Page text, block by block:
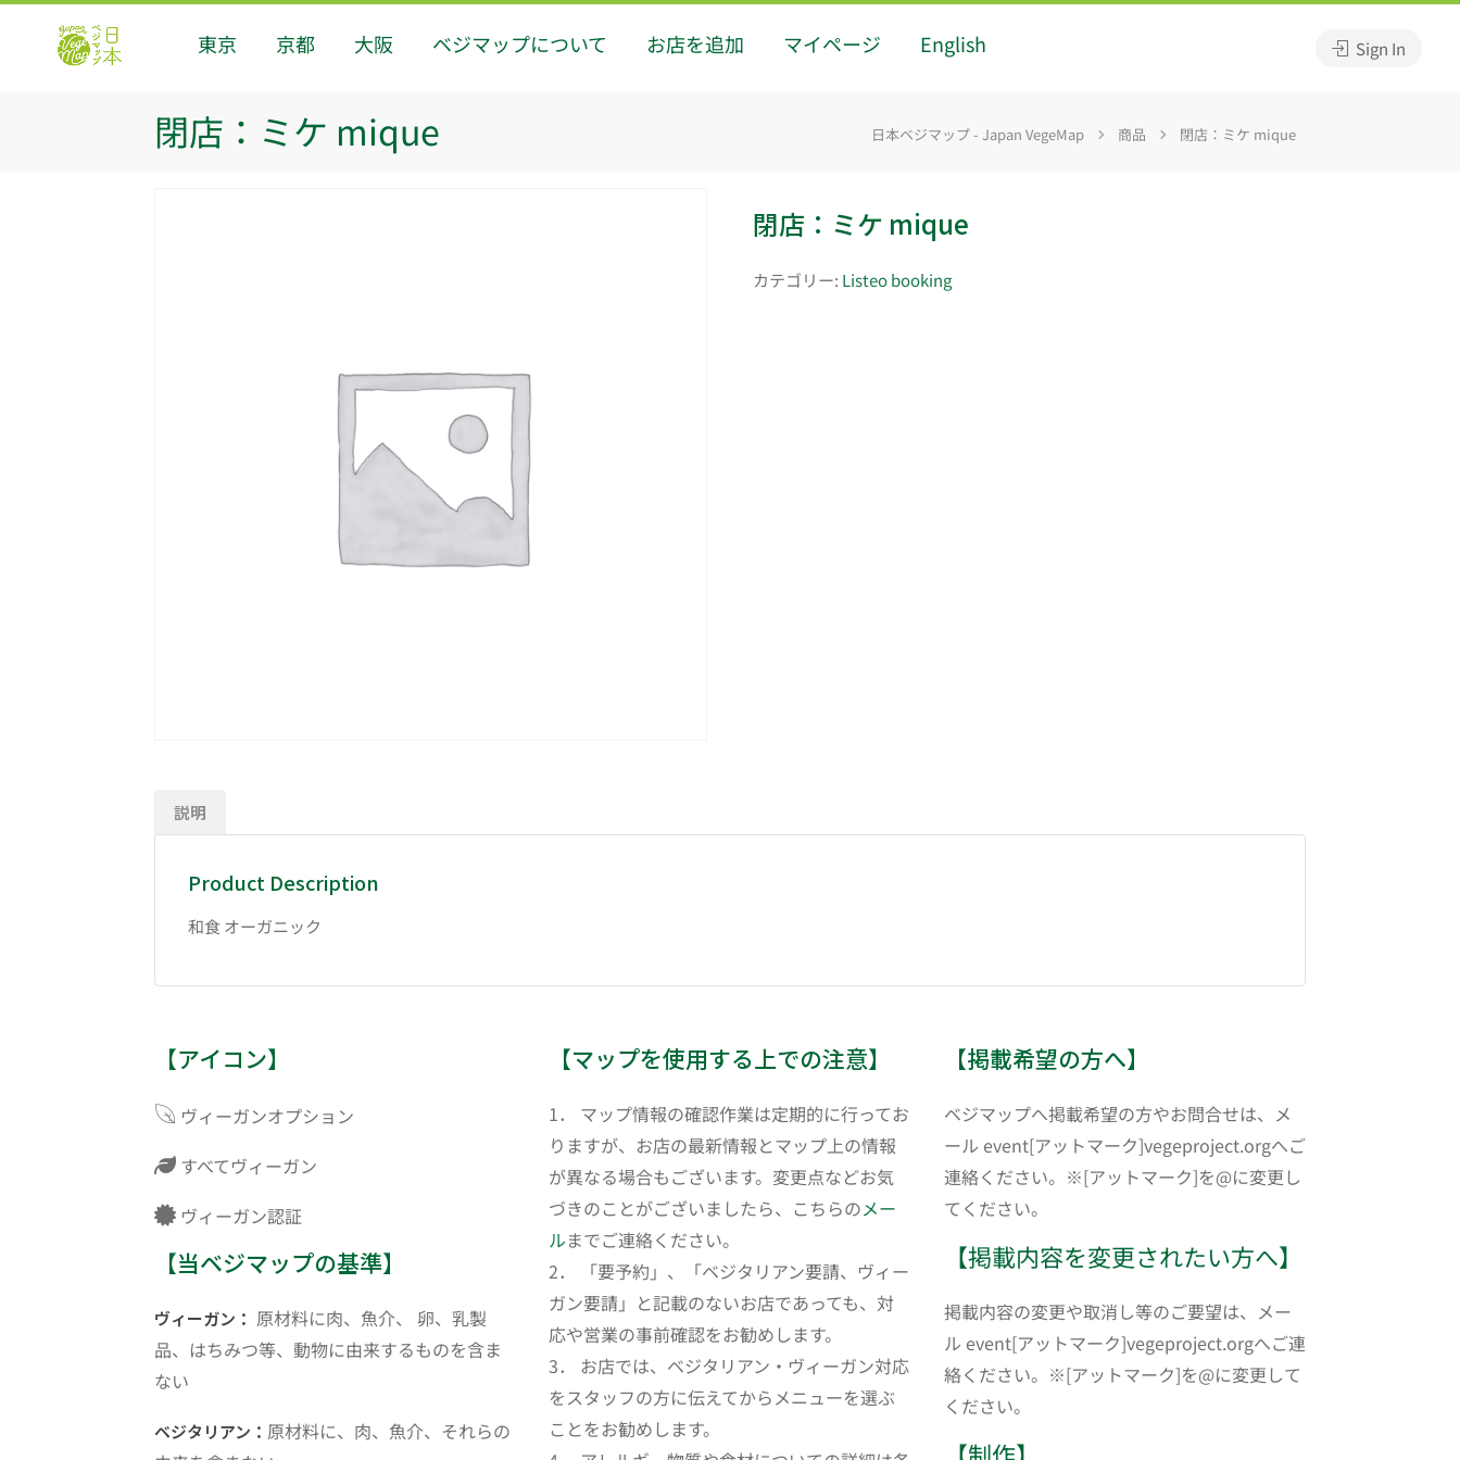
東京 京都 大阪 ベジマップについて お店を追加 マイページ English Sign In
閉店：ミケ mique 日本ベジマップ - Japan VegeMap 商品 閉店：ミケ mique
閉店：ミケ mique
カテゴリー: Listeo booking
説明
Product Description
和食 オーガニック
【アイコン】
ヴィーガンオプション
すべてヴィーガン
ヴィーガン認証
【当ベジマップの基準】
ヴィーガン： 原材料に肉、魚介、 卵、乳製
品、はちみつ等、動物に由来するものを含ま
ない
ベジタリアン： 原材料に、肉、魚介、それらの
【マップを使用する上での注意】
1． マップ情報の確認作業は定期的に行ってお
りますが、お店の最新情報とマップ上の情報
が異なる場合もございます。変更点などお気
づきのことがございましたら、こちらのメー
ルまでご連絡ください。
2． 「要予約」、「ベジタリアン要請、ヴィー
ガン要請」と記載のないお店であっても、対
応や営業の事前確認をお勧めします。
3． お店では、ベジタリアン・ヴィーガン対応
をスタッフの方に伝えてからメニューを選ぶ
ことをお勧めします。
【掲載希望の方へ】
ベジマップへ掲載希望の方やお問合せは、メ
ール event[アットマーク]vegeproject.orgへご
連絡ください。※[アットマーク]を@に変更し
てください。
【掲載内容を変更されたい方へ】
掲載内容の変更や取消し等のご要望は、メー
ル event[アットマーク]vegeproject.orgへご連
絡ください。※[アットマーク]を@に変更して
ください。